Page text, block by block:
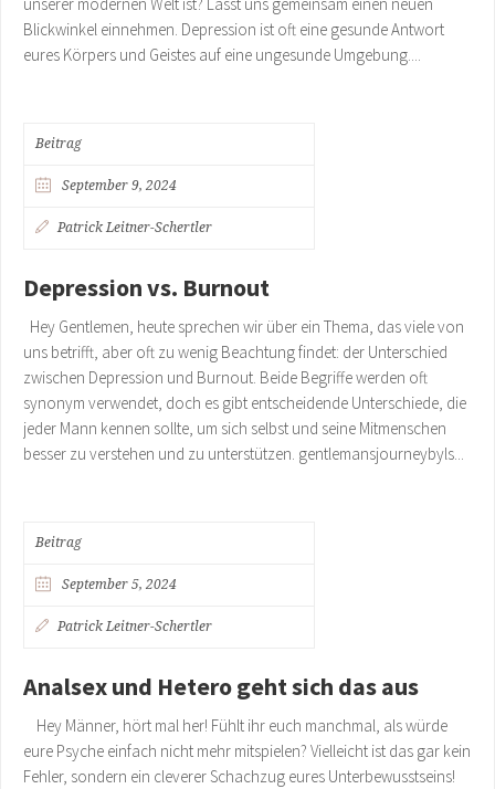
Blickwinkel einnehmen. Depression ist oft eine gesunde Antwort
eures Körpers und Geistes auf eine ungesunde Umgebung....
Beitrag
September 9, 2024
Patrick Leitner-Schertler
Depression vs. Burnout
Hey Gentlemen, heute sprechen wir über ein Thema, das viele von
uns betrifft, aber oft zu wenig Beachtung findet: der Unterschied
zwischen Depression und Burnout. Beide Begriffe werden oft
synonym verwendet, doch es gibt entscheidende Unterschiede, die
jeder Mann kennen sollte, um sich selbst und seine Mitmenschen
besser zu verstehen und zu unterstützen. gentlemansjourneybyls...
Beitrag
September 5, 2024
Patrick Leitner-Schertler
Analsex und Hetero geht sich das aus
Hey Männer, hört mal her! Fühlt ihr euch manchmal, als würde
eure Psyche einfach nicht mehr mitspielen? Vielleicht ist das gar kein
Fehler, sondern ein cleverer Schachzug eures Unterbewusstseins!